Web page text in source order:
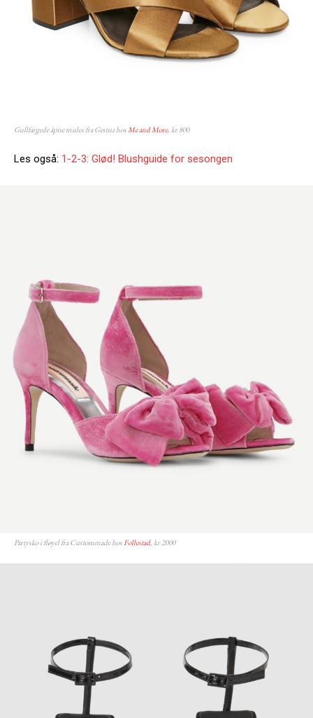
Gullfargede åpne mules fra Gestuz hosMe and More, kr 800
Les også: 1-2-3: Glød! Blushguide for sesongen
Partysko i fløyel fra Custommade hosFollestad, kr 2000